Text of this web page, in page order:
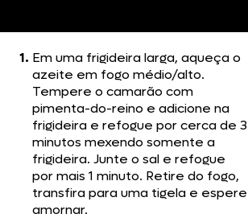
Em uma frigideira larga, aqueça o
azeite em fogo médio/alto.
Tempere o camarão com
pimenta-do-reino e adicione na
frigideira e refogue por cerca de 3
minutos mexendo somente a
frigideira. Junte o sal e refogue
por mais 1 minuto. Retire do fogo,
transfira para uma tigela e espere
amornar.